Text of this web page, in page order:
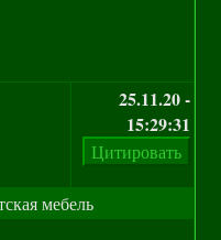
25.11.20 -
15:29:31
мебель